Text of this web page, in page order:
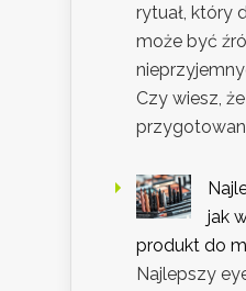
rytuał, który
może być
Czy wiesz,
jak
produkt do
Najlepszy